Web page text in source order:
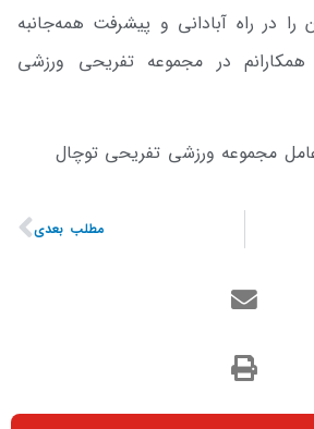
را در راه آبادانی و پیشرفت همه‌جانبه
همکارانم در مجموعه تفریحی ورزشی
مجموعه ورزشی تفریحی توچال
مطلب بعدی